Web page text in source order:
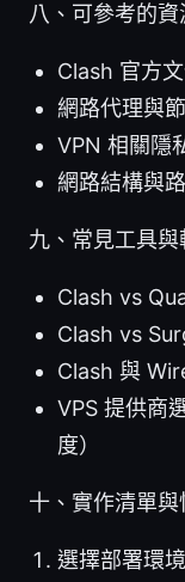
八、可參考的
Clash 官方
網路代理與
VPN 相關隱
網路結構與
九、常見工具
Clash vs
Clash vs
Clash 與
VPS 提供商
度）
十、實作清單與
選擇部署環